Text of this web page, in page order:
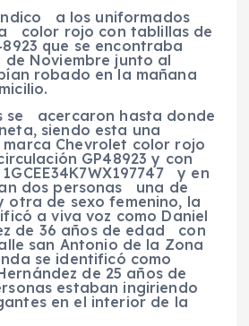
a los uniformados
color rojo con tablillas de
que se encontraba
de Noviembre junto al
robado en la mañana
se acercaron hasta donde
siendo esta una
Chevrolet color rojo
GP48923 y con
y en
dos personas una de
otra de sexo femenino, la
a viva voz como Daniel
de 36 años de edad con
san Antonio de la Zona
se identificó como
de 25 años de
estaban ingiriendo
en el interior de la